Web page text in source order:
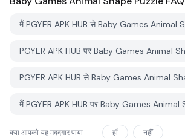
क्या आपको यह मददगार पाया हाँ नहीं